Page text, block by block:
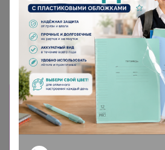
1 480р
Кофе Бленд Континенталь
(Попкорн с карамелью)
1000г, Зерно
Кофе
Информация о
лишь членам клуба
Показать